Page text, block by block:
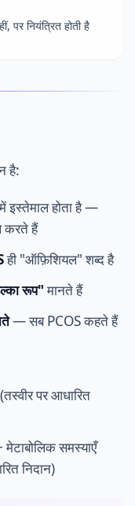
पर नियंत्रित होती है
है:
में इस्तेमाल होता है —
करते हैं
ही "ऑफ़िशियल" शब्द है
रूप"मानते हैं
— सब PCOS कहते हैं
पर आधारित
समस्याएँ
निदान)